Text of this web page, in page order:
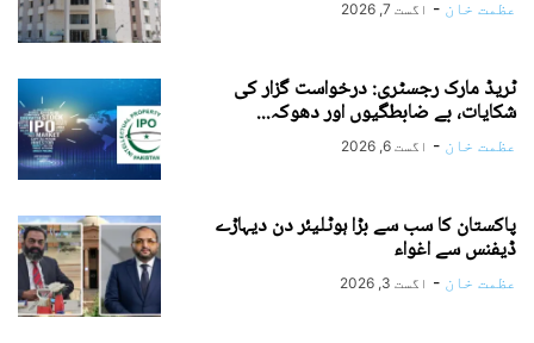
عظمت خان - اگست 7, 2026
ٹریڈ مارک رجسٹری: درخواست گزار کی
شکایات، بے ضابطگیوں اور دھوکہ...
عظمت خان - اگست 6, 2026
پاکستان کا سب سے بڑا ہوٹلیئر دن دیہاڑے
ڈیفنس سے اغواء
عظمت خان - اگست 3, 2026